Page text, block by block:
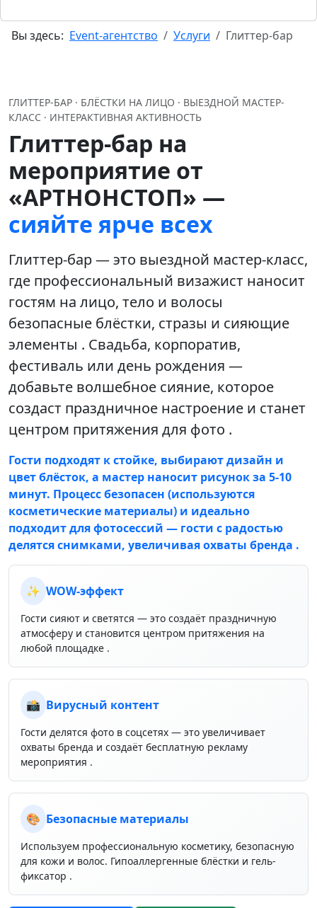
Вы здесь: Event-агентство Услуги Глиттер-бар
ГЛИТТЕР-БАР · БЛЁСТКИ НА ЛИЦО · ВЫЕЗДНОЙ МАСТЕР-
КЛАСС · ИНТЕРАКТИВНАЯ АКТИВНОСТЬ
Глиттер-бар на
мероприятие от
«АРТНОНСТОП» —
сияйте ярче всех
Глиттер-бар — это выездной мастер-класс,
где профессиональный визажист наносит
гостям на лицо, тело и волосы
безопасные блёстки, стразы и сияющие
элементы . Свадьба, корпоратив,
фестиваль или день рождения —
добавьте волшебное сияние, которое
создаст праздничное настроение и станет
центром притяжения для фото .
Гости подходят к стойке, выбирают дизайн и
цвет блёсток, а мастер наносит рисунок за 5-10
минут. Процесс безопасен (используются
косметические материалы) и идеально
подходит для фотосессий — гости с радостью
делятся снимками, увеличивая охваты бренда .
✨ WOW-эффект
Гости сияют и светятся — это создаёт праздничную
атмосферу и становится центром притяжения на
любой площадке .
📸 Вирусный контент
Гости делятся фото в соцсетях — это увеличивает
охваты бренда и создаёт бесплатную рекламу
мероприятия .
🎨 Безопасные материалы
Используем профессиональную косметику, безопасную
для кожи и волос. Гипоаллергенные блёстки и гель-
фиксатор .